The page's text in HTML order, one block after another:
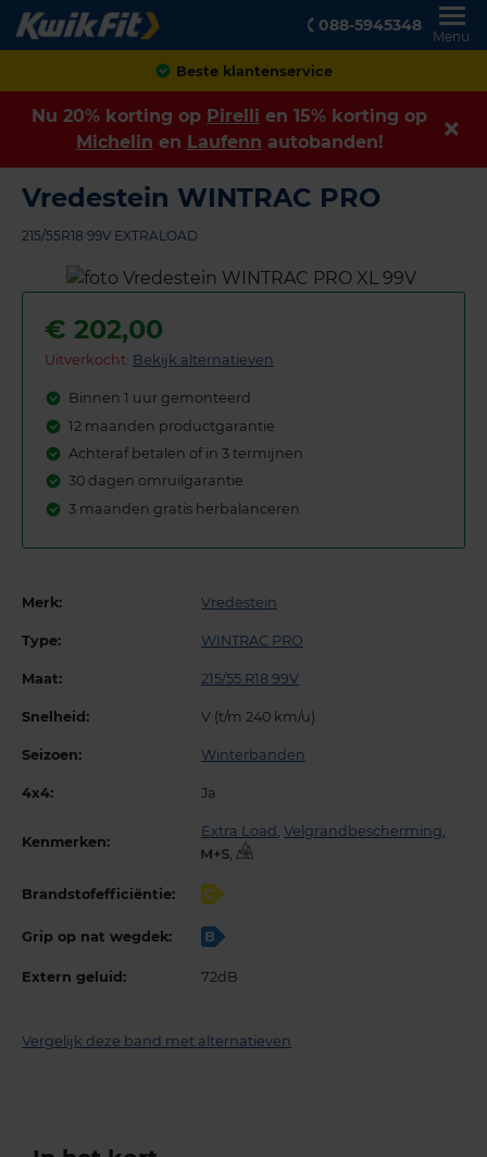
088-5945348
Menu
Achteraf betalen
Nu 20% korting op Pirelli en 15% korting op
Michelin en Laufenn autobanden!
Vredestein WINTRAC PRO
215/55R18 99V EXTRALOAD
€ 202,00
Uitverkocht: Bekijk alternatieven
Binnen 1 uur gemonteerd
12 maanden productgarantie
Achteraf betalen of in 3 termijnen
30 dagen omruilgarantie
3 maanden gratis herbalanceren
Merk: Vredestein
Type: WINTRAC PRO
Maat: 215/55 R18 99V
Snelheid: V (t/m 240 km/u)
Seizoen: Winterbanden
4x4: Ja
Kenmerken:
Extra Load , Velgrandbescherming,
,
Brandstofefficiëntie: C
Grip op nat wegdek: B
Extern geluid: 72dB
Vergelijk deze band met alternatieven